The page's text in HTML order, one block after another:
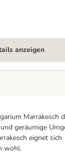
anzeigen
Marrakesch
geräumige
eignet sich
wohl.